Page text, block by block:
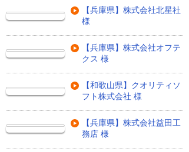
【兵庫県】株式会社北星社
様
【兵庫県】株式会社オフテ
クス 様
【和歌山県】クオリティソ
フト株式会社 様
【兵庫県】株式会社益田工
務店 様